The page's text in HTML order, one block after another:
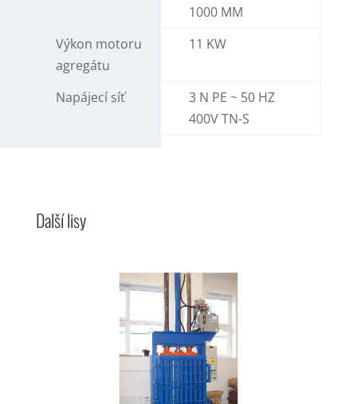
1000 MM
Výkon motoru
agregátu
11 KW
Napájecí síť
3 N PE ~ 50 HZ
400V TN-S
Další lisy